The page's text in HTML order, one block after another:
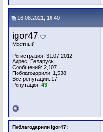
16.08.2021, 16:40
igor47
Местный
Регистрация: 31.07.2012
Адрес: Беларусь
Сообщений: 2,107
Поблагодарили: 1,538
Вес репутации: 17
Репутация: 43
Поблагодарили igor47: